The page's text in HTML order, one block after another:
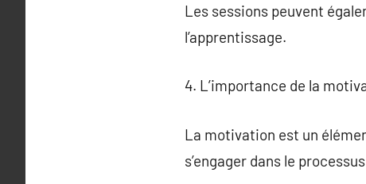
Les sessions peuvent
l’apprentissage.
4. L’importance de la
La motivation est un
s’engager dans le